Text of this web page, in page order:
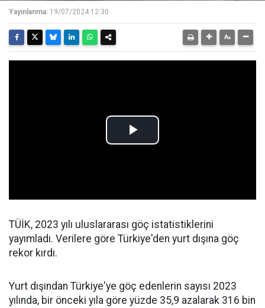
Yayınlanma: 19/07/2024 12:30
TÜİK, 2023 yılı uluslararası göç istatistiklerini
yayımladı. Verilere göre Türkiye'den yurt dışına göç
rekor kırdı.
Yurt dışından Türkiye'ye göç edenlerin sayısı 2023
yılında, bir önceki yıla göre yüzde 35,9 azalarak 316 bin